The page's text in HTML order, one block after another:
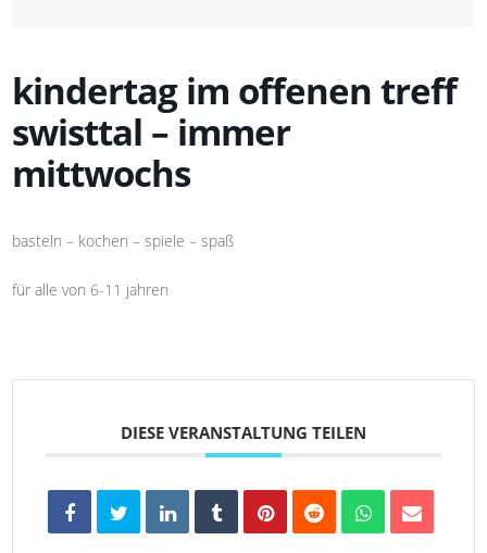
kindertag im offenen treff
swisttal – immer
mittwochs
basteln – kochen – spiele – spaß
für alle von 6-11 jahren
DIESE VERANSTALTUNG TEILEN